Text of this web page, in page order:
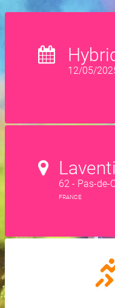
12/05/
62 - Pas-de-
FRANCE